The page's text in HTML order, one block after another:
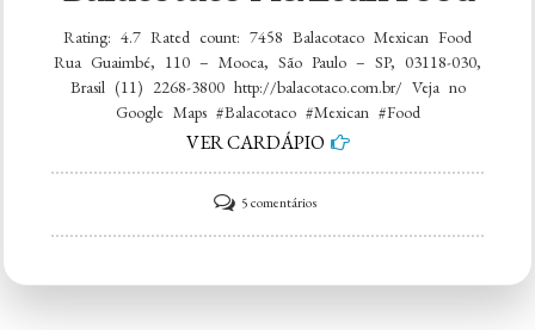
Rating: 4.7 Rated count: 7458 Balacotaco Mexican Food
Rua Guaimbé, 110 – Mooca, São Paulo – SP, 03118-030,
Brasil (11) 2268-3800 http://balacotaco.com.br/ Veja no
Google Maps #Balacotaco #Mexican #Food
VER CARDÁPIO
5 comentáriosem
Balacotaco